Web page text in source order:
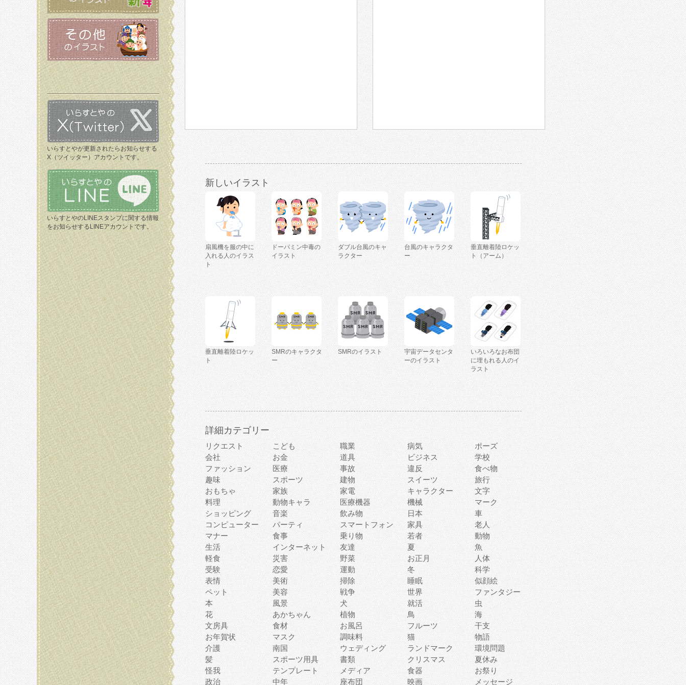
いらすとやが更新されたらお知らせする
X（ツイッター）アカウントです。
いらすとやのLINEスタンプに関する情報
をお知らせするLINEアカウントです。
新しいイラスト
扇風機を服の中に
入れる人のイラス
ト
ドーパミン中毒の
イラスト
ダブル台風のキャ
ラクター
台風のキャラクタ
ー
垂直離着陸ロケッ
ト（アーム）
垂直離着陸ロケッ
ト
SMRのキャラクタ
ー
SMRのイラスト
宇宙データセンタ
ーのイラスト
いろいろなお布団
に埋もれる人のイ
ラスト
詳細カテゴリー
リクエスト こども 職業 病気
ポーズ
会社
お金 道具 ビジネス
学校
ファッション
医療 事故 違反
食べ物
趣味
スポーツ 建物 スイーツ
旅行
おもちゃ
家族 家電 キャラクター
文字
料理
動物キャラ 医療機器 機械
マーク
ショッピング
音楽 飲み物 日本
車
コンピューター
パーティ スマートフォン 家具
老人
マナー
食事 乗り物 若者
動物
生活
インターネット 友達 夏
魚
軽食
災害 野菜 お正月
人体
受験
恋愛 運動 冬
科学
表情
美術 掃除 睡眠
似顔絵
ペット
美容 戦争 世界
ファンタジー
本
風景 犬 就活
虫
花
あかちゃん 植物 鳥
海
文房具
食材 お風呂 フルーツ
干支
お年賀状
マスク 調味料 猫
物語
介護
南国 ウェディング ランドマーク
環境問題
髪
スポーツ用具 書類 クリスマス
夏休み
怪我
テンプレート メディア 食器
お祭り
政治
中年 座布団 映画 メッセージ